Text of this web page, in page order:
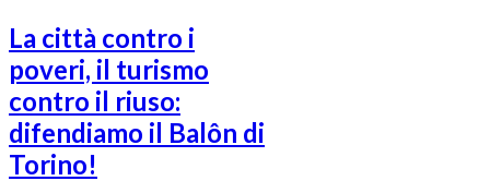
La città contro i
poveri, il turismo
contro il riuso:
difendiamo il Balôn di
Torino!